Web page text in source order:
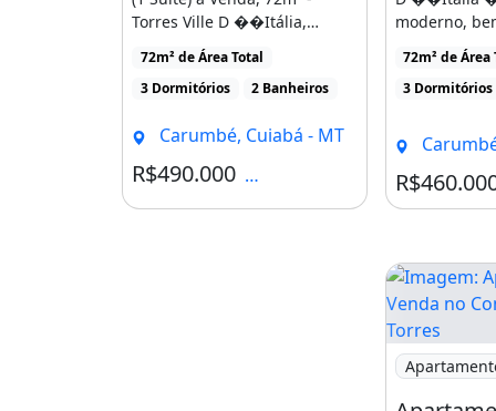
• Espaço gourmet
• 2 quiosques
• Mercadinho interno
• Praça com pergolados
⚠️ Favor verificar a disponibilidade
Imóvel sujeito a alteração a
CRECI-MT 21843J | GOLD HOME
Torres Ville D ��Itália,
Carumbé amp lt br [...]
72m² de Área Total
3 Dormitórios
2 Banheiros
Carumbé, Cuiabá - MT
R$490.000 Condomínio R$520
moderno,
localizado
72m² de Área
3 Dormitórios
Imagem: